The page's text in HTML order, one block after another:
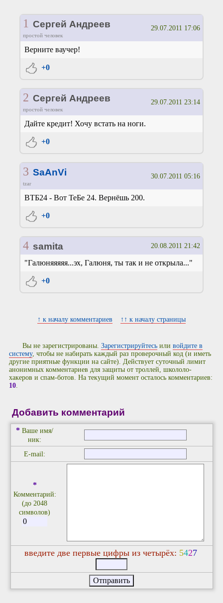
1 Сергей Андреев
простой человек
29.07.2011 17:06
Верните ваучер!
+0
2 Сергей Андреев
простой человек
29.07.2011 23:14
Дайте кредит! Хочу встать на ноги.
+0
3 SaAnVi
tzar
30.07.2011 05:16
ВТБ24 - Вот ТеБе 24. Вернёшь 200.
+0
4 samita 20.08.2011 21:42
"Галюняяяяя...эх, Галюня, ты так и не открыла..."
+0
↑ к началу комментариев ↑↑ к началу страницы
Вы не зарегистрированы.Зарегистрируйтесь иливойдите в
систему, чтобы не набирать каждый раз проверочный код (и иметь
другие приятные функции на сайте). Действует суточный лимит
анонимных комментариев для защиты от троллей, школоло-
хакеров и спам-ботов. На текущий момент осталось комментариев:
10.
Добавить комментарий
* Ваше имя/
ник:
E-mail:
*
Комментарий:
(до 2048
символов)
введите две первые цифры из четырёх: 5427